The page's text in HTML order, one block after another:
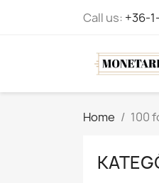
Call us: +36-
Home 100